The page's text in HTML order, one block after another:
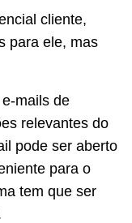
cliente,
para ele, mas
mails de
relevantes do
pode ser aberto
para o
tem que ser